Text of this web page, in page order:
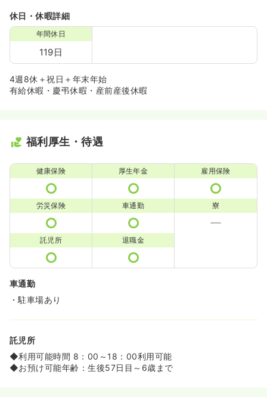
休日・休暇詳細
年間休日
119日
4週8休＋祝日＋年末年始
有給休暇・慶弔休暇・産前産後休暇
福利厚生・待遇
健康保険 厚生年金 雇用保険
労災保険 車通勤 寮
託児所 退職金
車通勤
・駐車場あり
託児所
◆利用可能時間 8：00～18：00利用可能
◆お預け可能年齢：生後57日目～6歳まで